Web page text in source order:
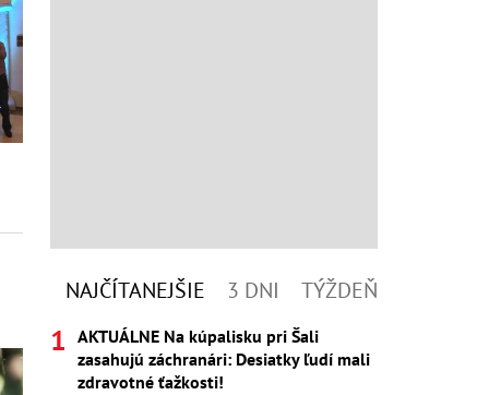
NAJČÍTANEJŠIE 3 DNI TÝŽDEŇ
AKTUÁLNE Na kúpalisku pri Šali
zasahujú záchranári: Desiatky ľudí mali
zdravotné ťažkosti!